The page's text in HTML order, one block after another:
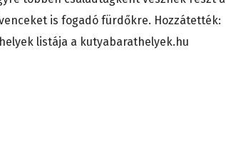
is fogadó fürdőkre. Hozzátették:
listája a kutyabarathelyek.hu